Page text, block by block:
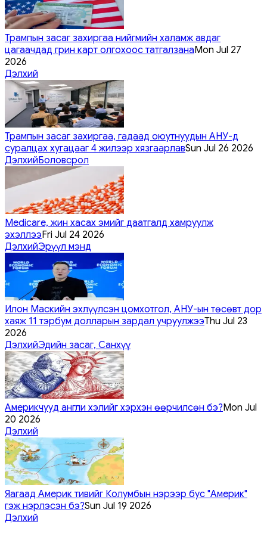
Трампын засаг захиргаа нийгмийн халамж авдаг
цагаачдад грин карт олгохоос татгалзанаMon Jul 27
2026
Дэлхий
Трампын засаг захиргаа, гадаад оюутнуудын АНУ-д
суралцах хугацааг 4 жилээр хязгаарлавSun Jul 26 2026
ДэлхийБоловсрол
Medicare, жин хасах эмийг даатгалд хамруулж
эхэллээFri Jul 24 2026
ДэлхийЭрүүл мэнд
Илон Маскийн эхлүүлсэн цомхотгол, АНУ-ын төсөвт дор
хаяж 11 тэрбум долларын зардал учруулжээThu Jul 23
2026
ДэлхийЭдийн засаг, Санхүү
Америкчууд англи хэлийг хэрхэн өөрчилсөн бэ?Mon Jul
20 2026
Дэлхий
Яагаад Америк тивийг Колумбын нэрээр бус "Америк"
гэж нэрлэсэн бэ?Sun Jul 19 2026
Дэлхий